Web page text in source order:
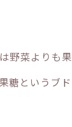
野菜よりも
糖というブ